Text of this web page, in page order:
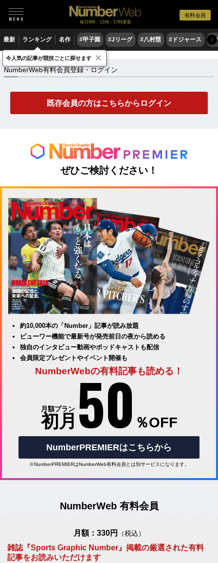
有料会員
毎日6時・11時・17時更新
最新 ランキング 名作 #甲子園 #Jリーグ #八村塁 #ドジャース #
〉
NumberWeb有料会員登録・ログイン
NumberWeb有料会員登録・ログイン
既存会員の方はこちらからログイン
ぜひご検討ください！
約10,000本の「Number」記事が読み放題
ビューワー機能で最新号が発売前日の夜から読める
独自のインタビュー動画やポッドキャストも配信
会員限定プレゼントやイベント開催も
NumberWebの有料記事も読める！
月額プラン
初月 50 ％OFF
NumberPREMIERはこちらから
※NumberPREMIERはNumberWeb有料会員とは別サービスになります。
NumberWeb 有料会員
月額：330円 （税込）
雑誌『Sports Graphic Number』掲載の厳選された有料
記事をお読みいただけます
今人気の記事が競技ごとに探せます ×